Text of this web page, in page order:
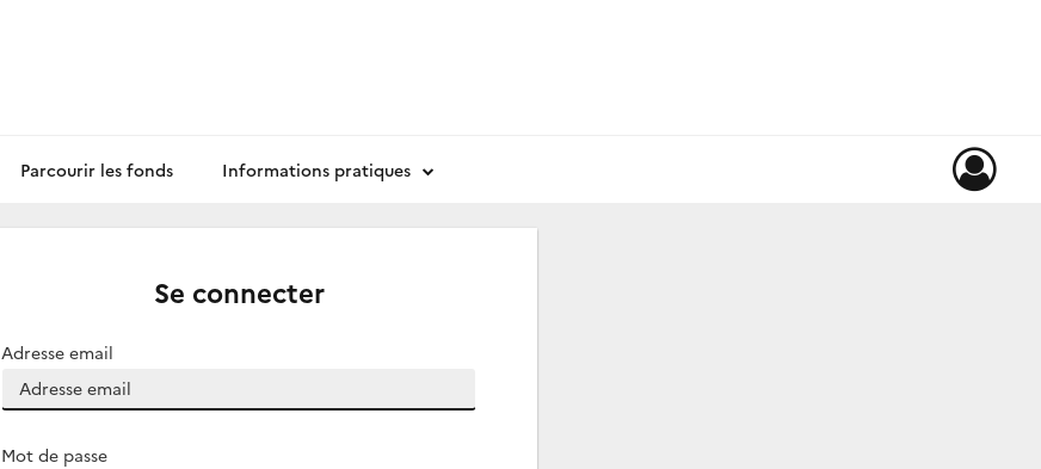
Parcourir les fonds Informations pratiques
Se connecter
Adresse email
Mot de passe